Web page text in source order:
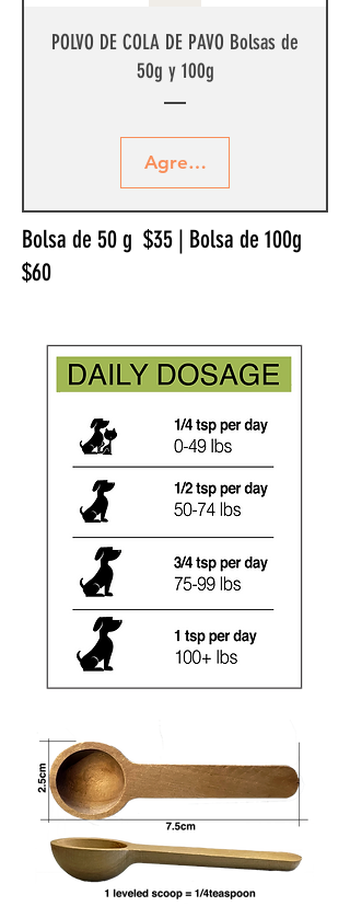
POLVO DE COLA DE PAVO Bolsas de
50g y 100g
Agregar al carrito
Bolsa de 50 g $35 | Bolsa de 100g
$60